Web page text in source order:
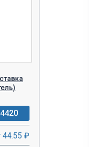
44.55 ₽